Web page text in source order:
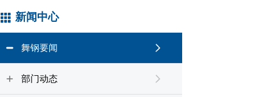
新闻中心
舞钢要闻
部门动态